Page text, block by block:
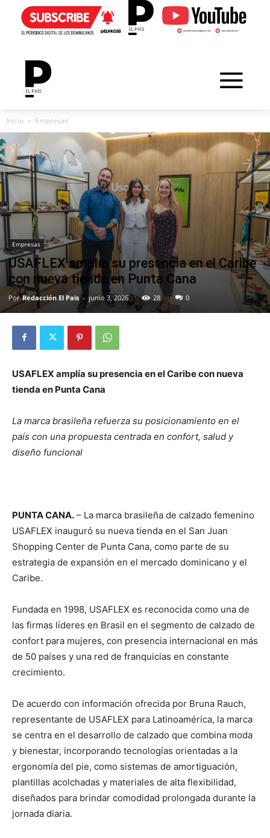
Inicio Empresas
Empresas
USAFLEX amplía su presencia en el Caribe
con nueva tienda en Punta Cana
Por Redacción El Pais - junio 3, 2026 28 0
USAFLEX amplía su presencia en el Caribe con nueva
tienda en Punta Cana
La marca brasileña refuerza su posicionamiento en el
país con una propuesta centrada en confort, salud y
diseño funcional
PUNTA CANA. – La marca brasileña de calzado femenino
USAFLEX inauguró su nueva tienda en el San Juan
Shopping Center de Punta Cana, como parte de su
estrategia de expansión en el mercado dominicano y el
Caribe.
Fundada en 1998, USAFLEX es reconocida como una de
las firmas líderes en Brasil en el segmento de calzado de
confort para mujeres, con presencia internacional en más
de 50 países y una red de franquicias en constante
crecimiento.
De acuerdo con información ofrecida por Bruna Rauch,
representante de USAFLEX para Latinoamérica, la marca
se centra en el desarrollo de calzado que combina moda
y bienestar, incorporando tecnologías orientadas a la
ergonomía del pie, como sistemas de amortiguación,
plantillas acolchadas y materiales de alta flexibilidad,
diseñados para brindar comodidad prolongada durante la
jornada diaria.